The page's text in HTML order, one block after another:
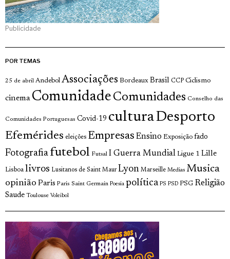
Publicidade
POR TEMAS
25 de abril Andebol Associações Bordeaux Brasil CCP Ciclismo
cinema Comunidade Comunidades Conselho das
Comunidades Portuguesas Covid-19 culturaDesporto
Efemérides eleições Empresas Ensino Exposição fado
Fotografia futebol Futsal I Guerra Mundial Ligue 1 Lille
Lisboa livros Lusitanos de Saint Maur Lyon Marseille Medias Musica
opinião Paris Paris Saint Germain Poesia política PS PSD PSG Religião
Saude Toulouse Voleibol